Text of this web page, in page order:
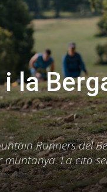
la
Runners del
La cita